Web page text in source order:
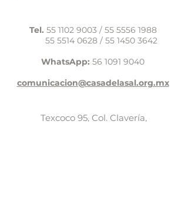
Tel. 55 1102 9003 / 55 5556 1988
55 5514 0628/ 55 1450 3642
WhatsApp: 56 1091 9040
comunicacion@casadelasal.org.mx
Texcoco 95, Col. Clavería,